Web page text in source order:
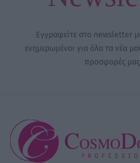
Εγγραφείτε στο newsletter
ενημερωμένοι για όλα τα νέα
προσφορές